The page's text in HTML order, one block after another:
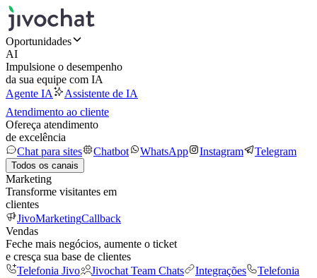
Oportunidades
AI
Impulsione o desempenho
da sua equipe com IA
Agente IA
Assistente de IA
Atendimento ao cliente
Ofereça atendimento
de excelência
Chat para sites
Chatbot WhatsApp Instagram Telegram
Todos os canais
Marketing
Transforme visitantes em
clientes
JivoMarketingCallback
Vendas
Feche mais negócios, aumente o ticket
e cresça sua base de clientes
Telefonia Jivo
Jivochat Team Chats Integrações
Telefonia